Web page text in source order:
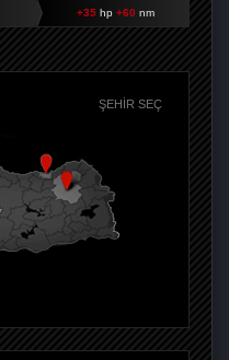
+35hp +60 nm
ŞEHIR SEÇ